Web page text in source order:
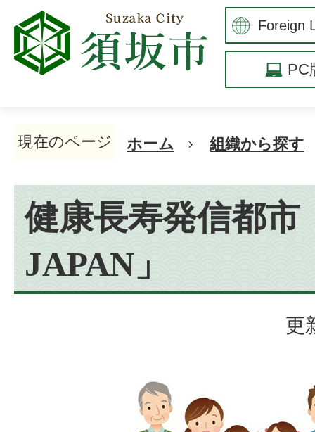
PC
現在のページ ホーム 組織から探す
健康長寿発信都市
JAPAN」
更